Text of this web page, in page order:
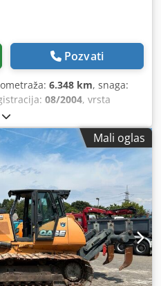
Pozvati
6.348 km, snaga:
08/2004, vrsta
8000 L Godina: 2004
Ref. br.: 8084
KS Radni sati: 6348 Menjač:
za dizel: 1 Zapremina
sedište: ? Disk kočnice:
600/65R25 +
dezen: 60% 90% - 40%
? Proizvođač rezervoara:
8000 L Visokotlačna pumpa:
122 l/min - 130 bar
pumpa: Samson Daljinsko
Mali oglas